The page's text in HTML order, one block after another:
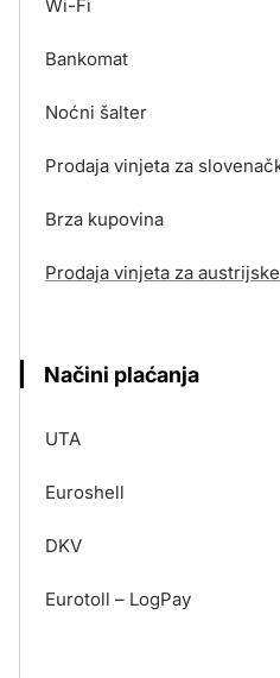
Wi-Fi
Bankomat
Noćni šalter
Prodaja vinjeta za
Brza kupovina
Prodaja vinjeta za
Načini plaćanja
UTA
Euroshell
DKV
Eurotoll – LogPay